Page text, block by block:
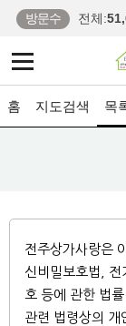
방문수 전체:
홈 지도검색 목
전주상가사랑은
신비밀보호법, 전
호 등에 관한 법
관련 법령상의 개